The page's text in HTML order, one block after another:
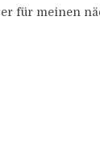
für meinen